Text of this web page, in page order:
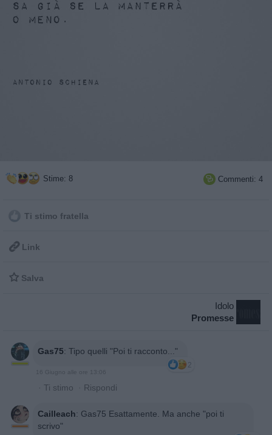
Stime: 8  Commenti: 4
Ti stimo fratella
 Link
 Salva
Idolo
Promesse
Gas75: Tipo quelli "Poi ti racconto..."
2
16 Giugno alle ore 13:06
· Ti stimo · Rispondi
Cailleach: Gas75 Esattamente. Ma anche "poi ti
scrivo"